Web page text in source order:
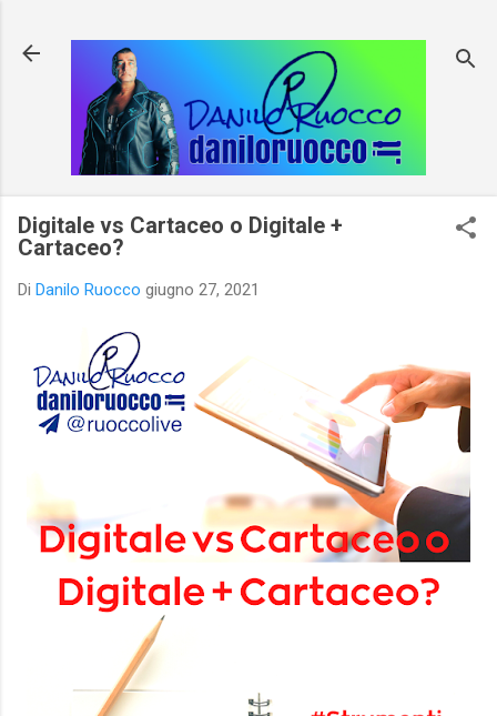
Digitale vs Cartaceo o Digitale +
Cartaceo?
Di Danilo Ruocco giugno 27, 2021